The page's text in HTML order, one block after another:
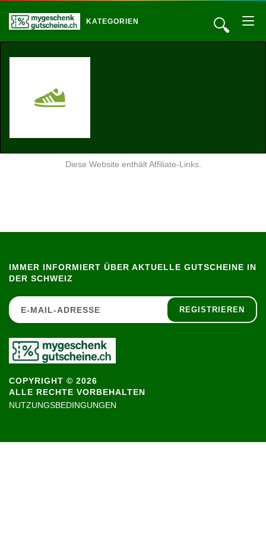
🔍
KATEGORIEN
Diese Website enthält Affiliate-Links.
COPYRIGHT © 2026
ALLE RECHTE VORBEHALTEN
NUTZUNGSBEDINGUNGEN
IMMER INFORMIERT ÜBER AKTUELLE GUTSCHEINE IN
DER SCHWEIZ
REGISTRIEREN